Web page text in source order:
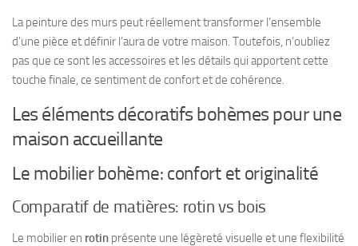
La peinture des murs peut réellement transformer l’ensemble
d’une pièce et définir l’aura de votre maison. Toutefois, n’oubliez
pas que ce sont les accessoires et les détails qui apportent cette
touche finale, ce sentiment de confort et de cohérence.
Les éléments décoratifs bohèmes pour une
maison accueillante
Le mobilier bohème: confort et originalité
Comparatif de matières: rotin vs bois
Le mobilier en rotin présente une légèreté visuelle et une flexibilité